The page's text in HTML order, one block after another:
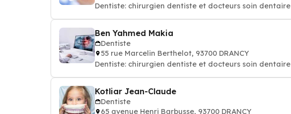
Dentiste: chirurgien dentiste et docteurs soin dentaire
Ben Yahmed Makia
Dentiste
55 rue Marcelin Berthelot, 93700 DRANCY
Dentiste: chirurgien dentiste et docteurs soin dentaire
Kotliar Jean-Claude
Dentiste
65 avenue Henri Barbusse, 93700 DRANCY